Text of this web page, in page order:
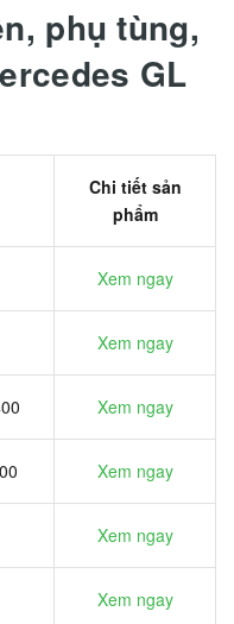
phụ tùng,
GL
Chi tiết sản
phẩm
Xem ngay
Xem ngay
Xem ngay
Xem ngay
Xem ngay
Xem ngay